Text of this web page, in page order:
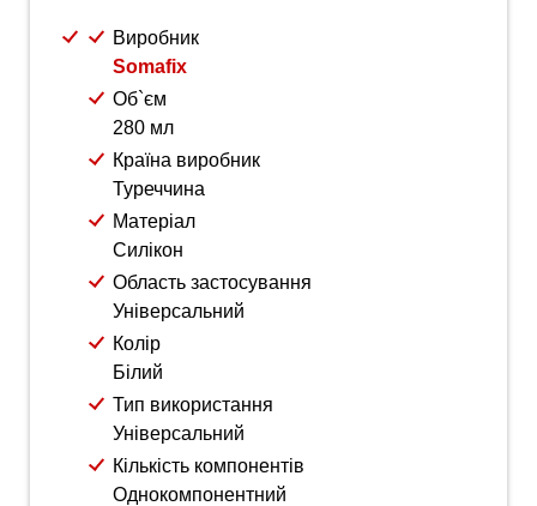
Виробник
Somafix
Об`єм
280 мл
Країна виробник
Туреччина
Матеріал
Силікон
Область застосування
Універсальний
Колір
Білий
Тип використання
Універсальний
Кількість компонентів
Однокомпонентний